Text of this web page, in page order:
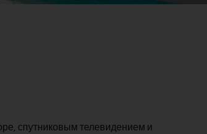
спутниковым телевидением и